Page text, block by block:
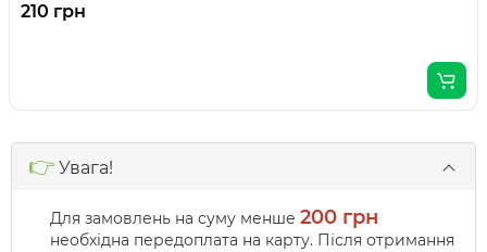
210 грн
👉 Увага!
Для замовлень на суму менше 200 грн
необхідна передоплата на карту. Після отримання